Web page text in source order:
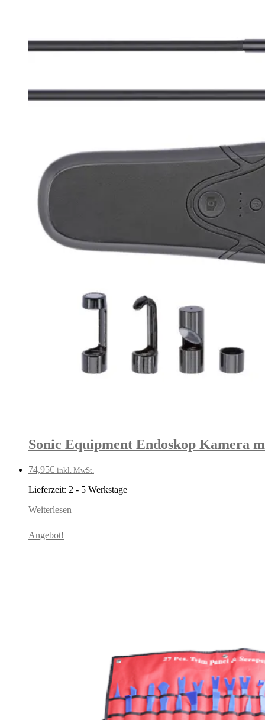
Sonic Equipment Endoskop Kamera
74,95€ inkl. MwSt.
Lieferzeit: 2 - 5 Werkstage
Weiterlesen
Angebot!